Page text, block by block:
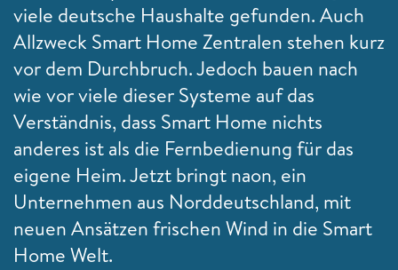
viele deutsche Haushalte gefunden. Auch
Allzweck Smart Home Zentralen stehen kurz
vor dem Durchbruch. Jedoch bauen nach
wie vor viele dieser Systeme auf das
Verständnis, dass Smart Home nichts
anderes ist als die Fernbedienung für das
eigene Heim. Jetzt bringt naon, ein
Unternehmen aus Norddeutschland, mit
neuen Ansätzen frischen Wind in die Smart
Home Welt.